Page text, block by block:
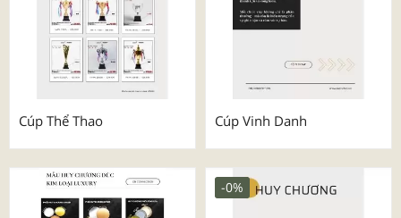
Cúp Thể Thao Cúp Vinh Danh
-0%